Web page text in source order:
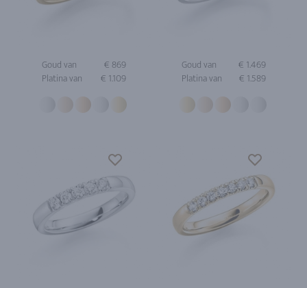
Goud van
€ 869
Platina van
€ 1.109
Goud van
€ 1.469
Platina van
€ 1.589